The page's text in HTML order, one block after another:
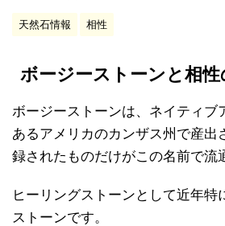
天然石情報 相性
ボージーストーンと相
ボージーストーンは、ネイティブ
あるアメリカのカンザス州で産出
録されたものだけがこの名前で流
ヒーリングストーンとして近年特
ストーンです。